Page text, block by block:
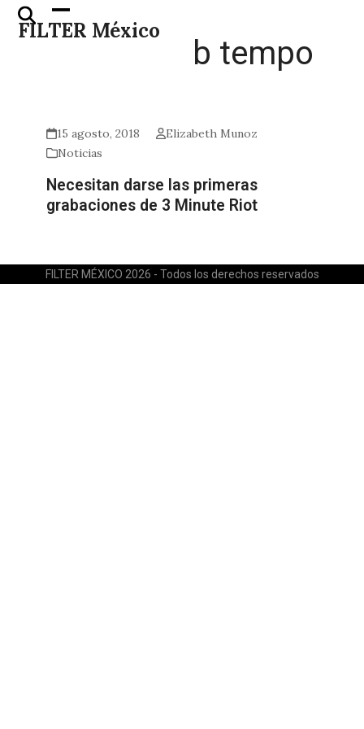
Skip
FILTER México
Open
mobile
Close
mobile
b tempo
15 agosto, 2018
Elizabeth Munoz
Noticias
Necesitan darse las primeras
grabaciones de 3 Minute Riot
FILTER MÉXICO 2026 - Todos los derechos reservados